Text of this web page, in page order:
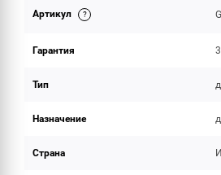
ОБЪЕМ ПОСТАВКИ
Артикул
Гарантия
Тип
Назначение
Страна